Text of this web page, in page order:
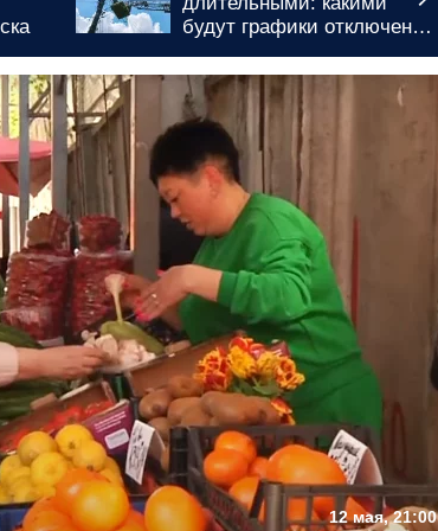
будут графики отключения
августа
12 мая, 21:00